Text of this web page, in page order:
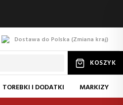
Dostawa do Polska (Zmiana kraj)
KOSZYK
TOREBKI I DODATKI
MARKIZY